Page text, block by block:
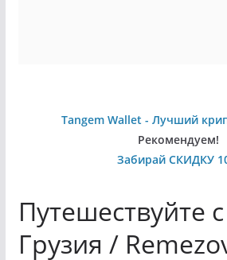
Tangem Wallet - Лучший
Рекомендуем!
Забирай СКИДКУ
Путешествуйте
Грузия /